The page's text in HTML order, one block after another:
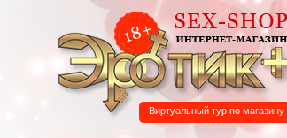
Виртуальный тур по магазину